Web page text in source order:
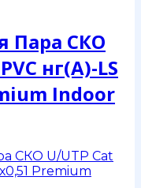
Пара СКО
нг(А)-LS
Indoor